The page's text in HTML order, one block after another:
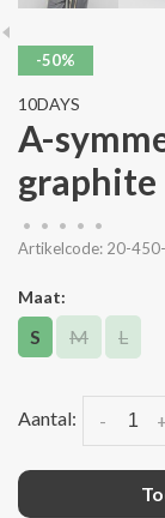
-50%
10DAYS
A-
graphite
• • • •
•
Artikelcode: 20-
Maat:
S M L
Aantal: -